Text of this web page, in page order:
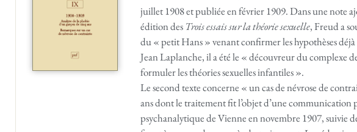
juillet 1908 et publiée en février 1909. Dans une note
édition des Trois essais sur la théorie sexuelle, Freud a
du « petit Hans » venant confirmer les hypothèses déjà
Jean Laplanche, il a été le « découvreur du complexe
formuler les théories sexuelles infantiles ».
Le second texte concerne « un cas de névrose de
ans dont le traitement fit l’objet d’une communication
psychanalytique de Vienne en novembre 1907, suivie